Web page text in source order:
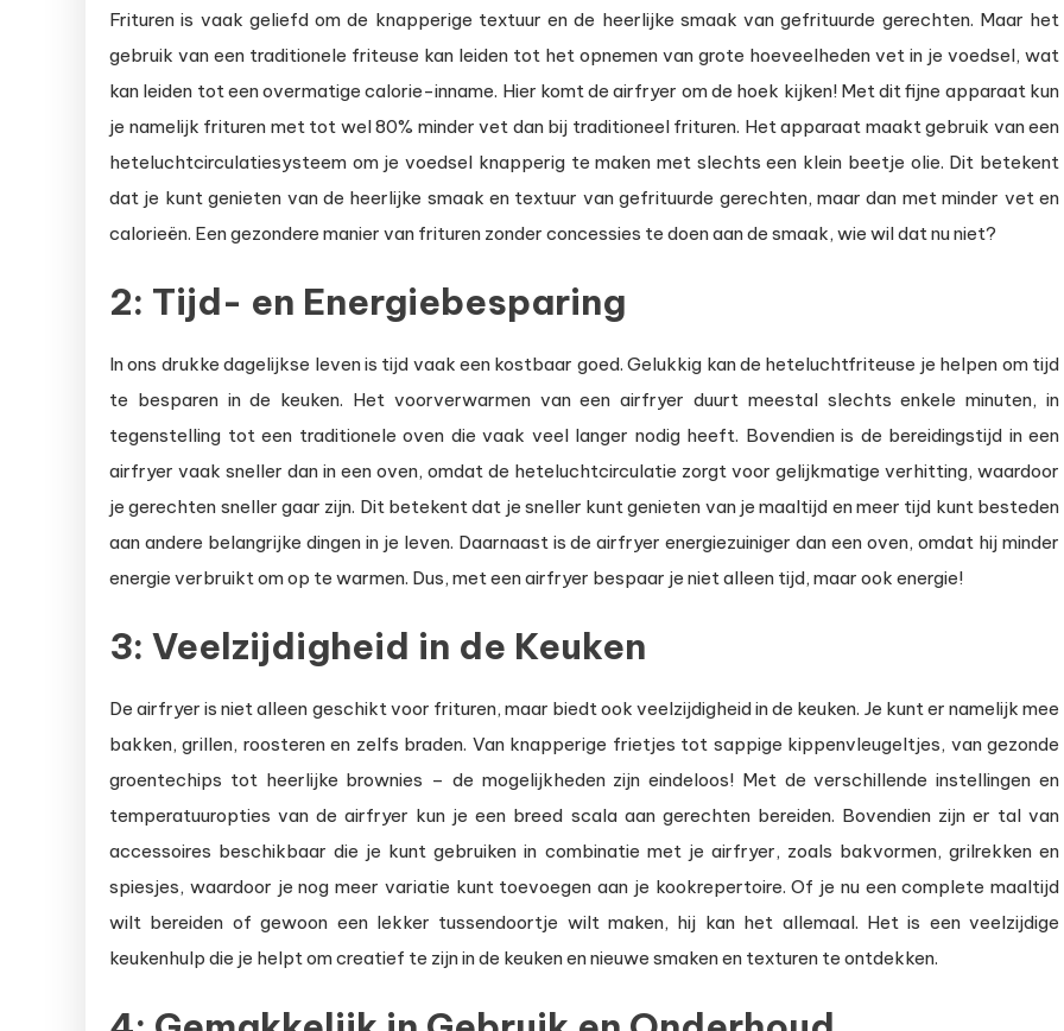
Frituren is vaak geliefd om de knapperige textuur en de heerlijke smaak van gefrituurde gerechten. Maar het
gebruik van een traditionele friteuse kan leiden tot het opnemen van grote hoeveelheden vet in je voedsel, wat
kan leiden tot een overmatige calorie-inname. Hier komt de airfryer om de hoek kijken! Met dit fijne apparaat kun
je namelijk frituren met tot wel 80% minder vet dan bij traditioneel frituren. Het apparaat maakt gebruik van een
heteluchtcirculatiesysteem om je voedsel knapperig te maken met slechts een klein beetje olie. Dit betekent
dat je kunt genieten van de heerlijke smaak en textuur van gefrituurde gerechten, maar dan met minder vet en
calorieën. Een gezondere manier van frituren zonder concessies te doen aan de smaak, wie wil dat nu niet?
2: Tijd- en Energiebesparing
In ons drukke dagelijkse leven is tijd vaak een kostbaar goed. Gelukkig kan de heteluchtfriteuse je helpen om tijd
te besparen in de keuken. Het voorverwarmen van een airfryer duurt meestal slechts enkele minuten, in
tegenstelling tot een traditionele oven die vaak veel langer nodig heeft. Bovendien is de bereidingstijd in een
airfryer vaak sneller dan in een oven, omdat de heteluchtcirculatie zorgt voor gelijkmatige verhitting, waardoor
je gerechten sneller gaar zijn. Dit betekent dat je sneller kunt genieten van je maaltijd en meer tijd kunt besteden
aan andere belangrijke dingen in je leven. Daarnaast is de airfryer energiezuiniger dan een oven, omdat hij minder
energie verbruikt om op te warmen. Dus, met een airfryer bespaar je niet alleen tijd, maar ook energie!
3: Veelzijdigheid in de Keuken
De airfryer is niet alleen geschikt voor frituren, maar biedt ook veelzijdigheid in de keuken. Je kunt er namelijk mee
bakken, grillen, roosteren en zelfs braden. Van knapperige frietjes tot sappige kippenvleugeltjes, van gezonde
groentechips tot heerlijke brownies – de mogelijkheden zijn eindeloos! Met de verschillende instellingen en
temperatuuropties van de airfryer kun je een breed scala aan gerechten bereiden. Bovendien zijn er tal van
accessoires beschikbaar die je kunt gebruiken in combinatie met je airfryer, zoals bakvormen, grilrekken en
spiesjes, waardoor je nog meer variatie kunt toevoegen aan je kookrepertoire. Of je nu een complete maaltijd
wilt bereiden of gewoon een lekker tussendoortje wilt maken, hij kan het allemaal. Het is een veelzijdige
keukenhulp die je helpt om creatief te zijn in de keuken en nieuwe smaken en texturen te ontdekken.